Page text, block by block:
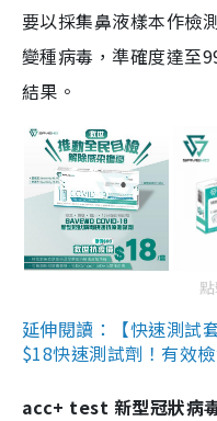
要以採集鼻液樣本作檢
變種病毒，準確度達至
結果。
延伸閱讀：【快速測試
$18快速測試劑！有效
acc+ test 新型冠狀病